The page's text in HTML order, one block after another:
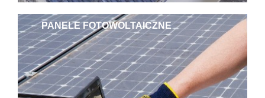
PANELE FOTOWOLTAICZNE